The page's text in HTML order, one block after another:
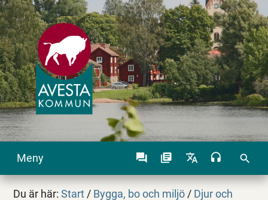
Meny search
Du är här:Start / Bygga, bo och miljö / Djur och